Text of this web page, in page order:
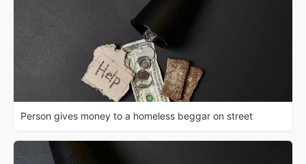
Person gives money to a homeless beggar on street